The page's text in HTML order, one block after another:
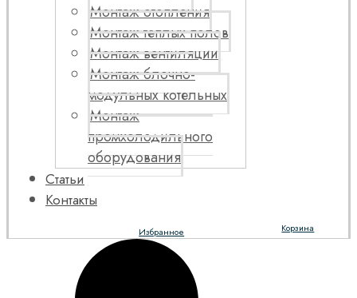
Монтаж отопления
Монтаж теплых полов
Монтаж вентиляции
Монтаж блочно-
модульных котельных
Монтаж
промхолодильного
оборудования
Статьи
Контакты
Корзина
Избранное